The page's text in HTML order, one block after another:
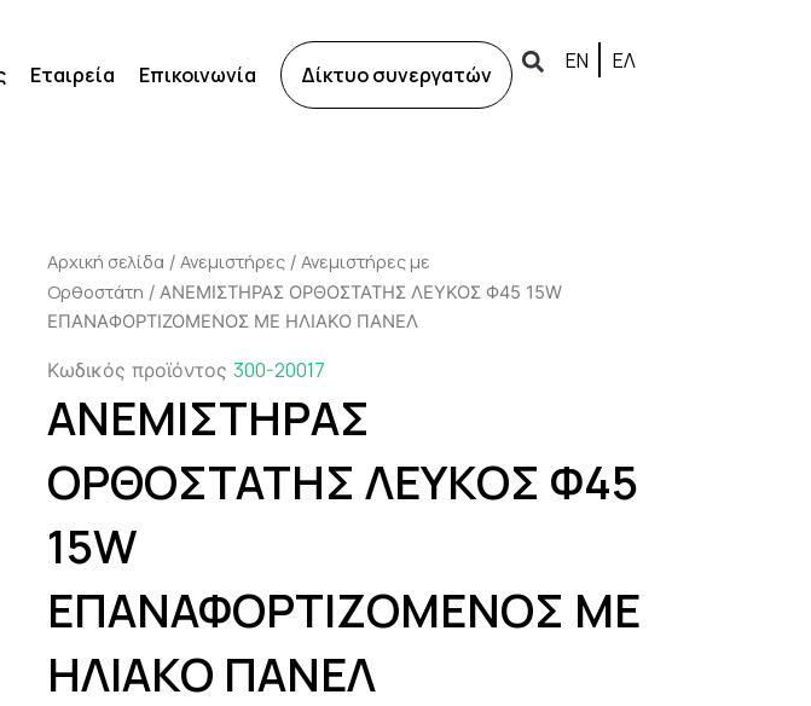
Εταιρεία Επικοινωνία Δίκτυο συνεργατών
ΕΝ ΕΛ
Αρχική σελίδα / Ανεμιστήρες/ Ανεμιστήρες με
Ορθοστάτη / ΑΝΕΜΙΣΤΗΡΑΣ ΟΡΘΟΣΤΑΤΗΣ ΛΕΥΚΟΣ Φ45 15W
ΕΠΑΝΑΦΟΡΤΙΖΟΜΕΝΟΣ ΜΕ ΗΛΙΑΚΟ ΠΑΝΕΛ
Κωδικός προϊόντος 300-20017
ΑΝΕΜΙΣΤΗΡΑΣ
ΟΡΘΟΣΤΑΤΗΣ ΛΕΥΚΟΣ Φ45
15W
ΕΠΑΝΑΦΟΡΤΙΖΟΜΕΝΟΣ ΜΕ
ΗΛΙΑΚΟ ΠΑΝΕΛ